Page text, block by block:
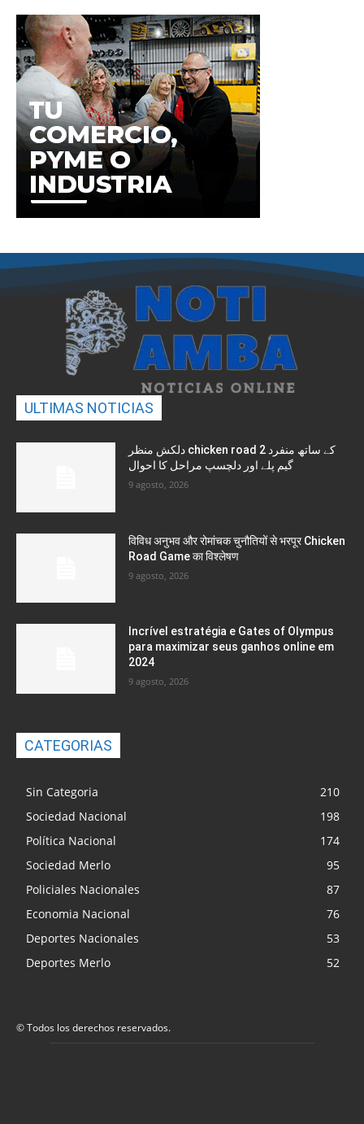
ULTIMAS NOTICIAS
دلکش منظر chicken road 2 کے ساتھ منفرد
گیم پلے اور دلچسپ مراحل کا احوال
9 agosto, 2026
विविध अनुभव और रोमांचक चुनौतियों से भरपूर Chicken
Road Game का विश्लेषण
9 agosto, 2026
Incrível estratégia e Gates of Olympus
para maximizar seus ganhos online em
2024
9 agosto, 2026
CATEGORIAS
Sin Categoria
210
Sociedad Nacional
198
Política Nacional
174
Sociedad Merlo
95
Policiales Nacionales
87
Economia Nacional
76
Deportes Nacionales
53
Deportes Merlo
52
© Todos los derechos reservados.